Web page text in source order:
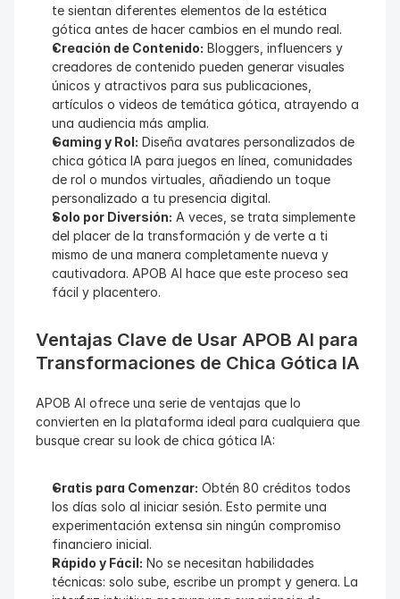
te sientan diferentes elementos de la estética
gótica antes de hacer cambios en el mundo real.
Creación de Contenido: Bloggers, influencers y
creadores de contenido pueden generar visuales
únicos y atractivos para sus publicaciones,
artículos o videos de temática gótica, atrayendo a
una audiencia más amplia.
Gaming y Rol: Diseña avatares personalizados de
chica gótica IA para juegos en línea, comunidades
de rol o mundos virtuales, añadiendo un toque
personalizado a tu presencia digital.
Solo por Diversión: A veces, se trata simplemente
del placer de la transformación y de verte a ti
mismo de una manera completamente nueva y
cautivadora. APOB AI hace que este proceso sea
fácil y placentero.
Ventajas Clave de Usar APOB AI para
Transformaciones de Chica Gótica IA
APOB AI ofrece una serie de ventajas que lo
convierten en la plataforma ideal para cualquiera que
busque crear su look de chica gótica IA:
Gratis para Comenzar: Obtén 80 créditos todos
los días solo al iniciar sesión. Esto permite una
experimentación extensa sin ningún compromiso
financiero inicial.
Rápido y Fácil: No se necesitan habilidades
técnicas: solo sube, escribe un prompt y genera. La